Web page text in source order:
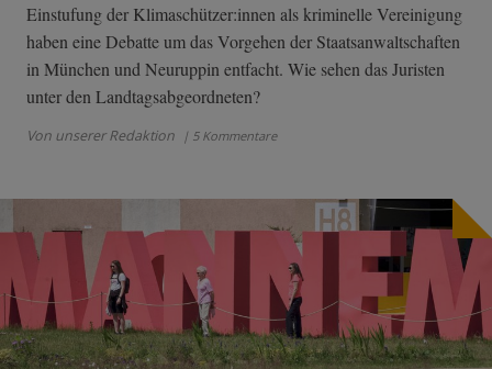
Einstufung der Klimaschützer:innen als kriminelle Vereinigung
haben eine Debatte um das Vorgehen der Staatsanwaltschaften
in München und Neuruppin entfacht. Wie sehen das Juristen
unter den Landtagsabgeordneten?
Von unserer Redaktion | 5 Kommentare